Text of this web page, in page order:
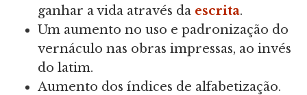
ganhar a vida através da escrita.
Um aumento no uso e padronização do
vernáculo nas obras impressas, ao invés
do latim.
Aumento dos índices de alfabetização.